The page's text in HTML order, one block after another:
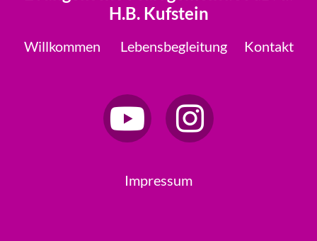
H.B. Kufstein
Willkommen Lebensbegleitung Kontakt
Impressum